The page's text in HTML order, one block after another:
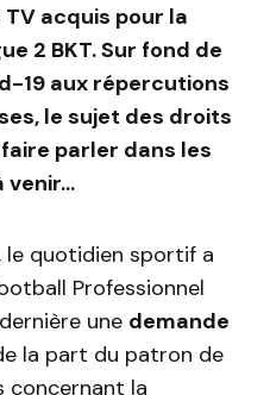
acquis pour la
2 BKT. Sur fond de
19 aux répercutions
le sujet des droits
parler dans les
venir…
le quotidien sportif a
Professionnel
une demande
la part du patron de
concernant la